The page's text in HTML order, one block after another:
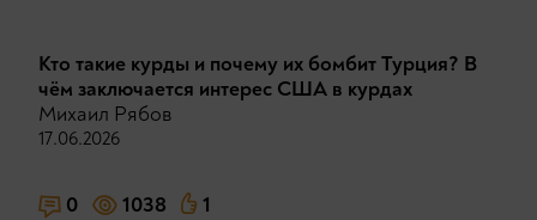
Кто такие курды и почему их бомбит Турция? В
чём заключается интерес США в курдах
Михаил Рябов
17.06.2026
0 1038 1